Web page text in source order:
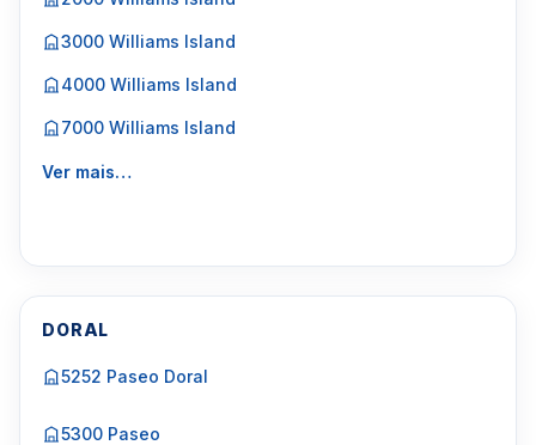
3000 Williams Island
4000 Williams Island
7000 Williams Island
Ver mais…
DORAL
5252 Paseo Doral
5300 Paseo